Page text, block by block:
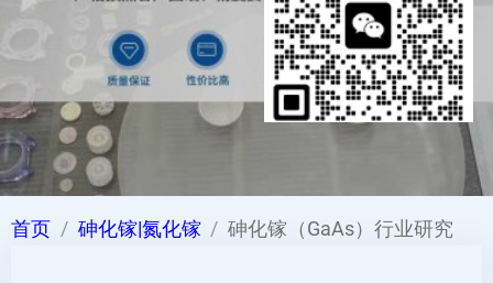
首页 砷化镓|氮化镓 砷化镓（GaAs）行业研究